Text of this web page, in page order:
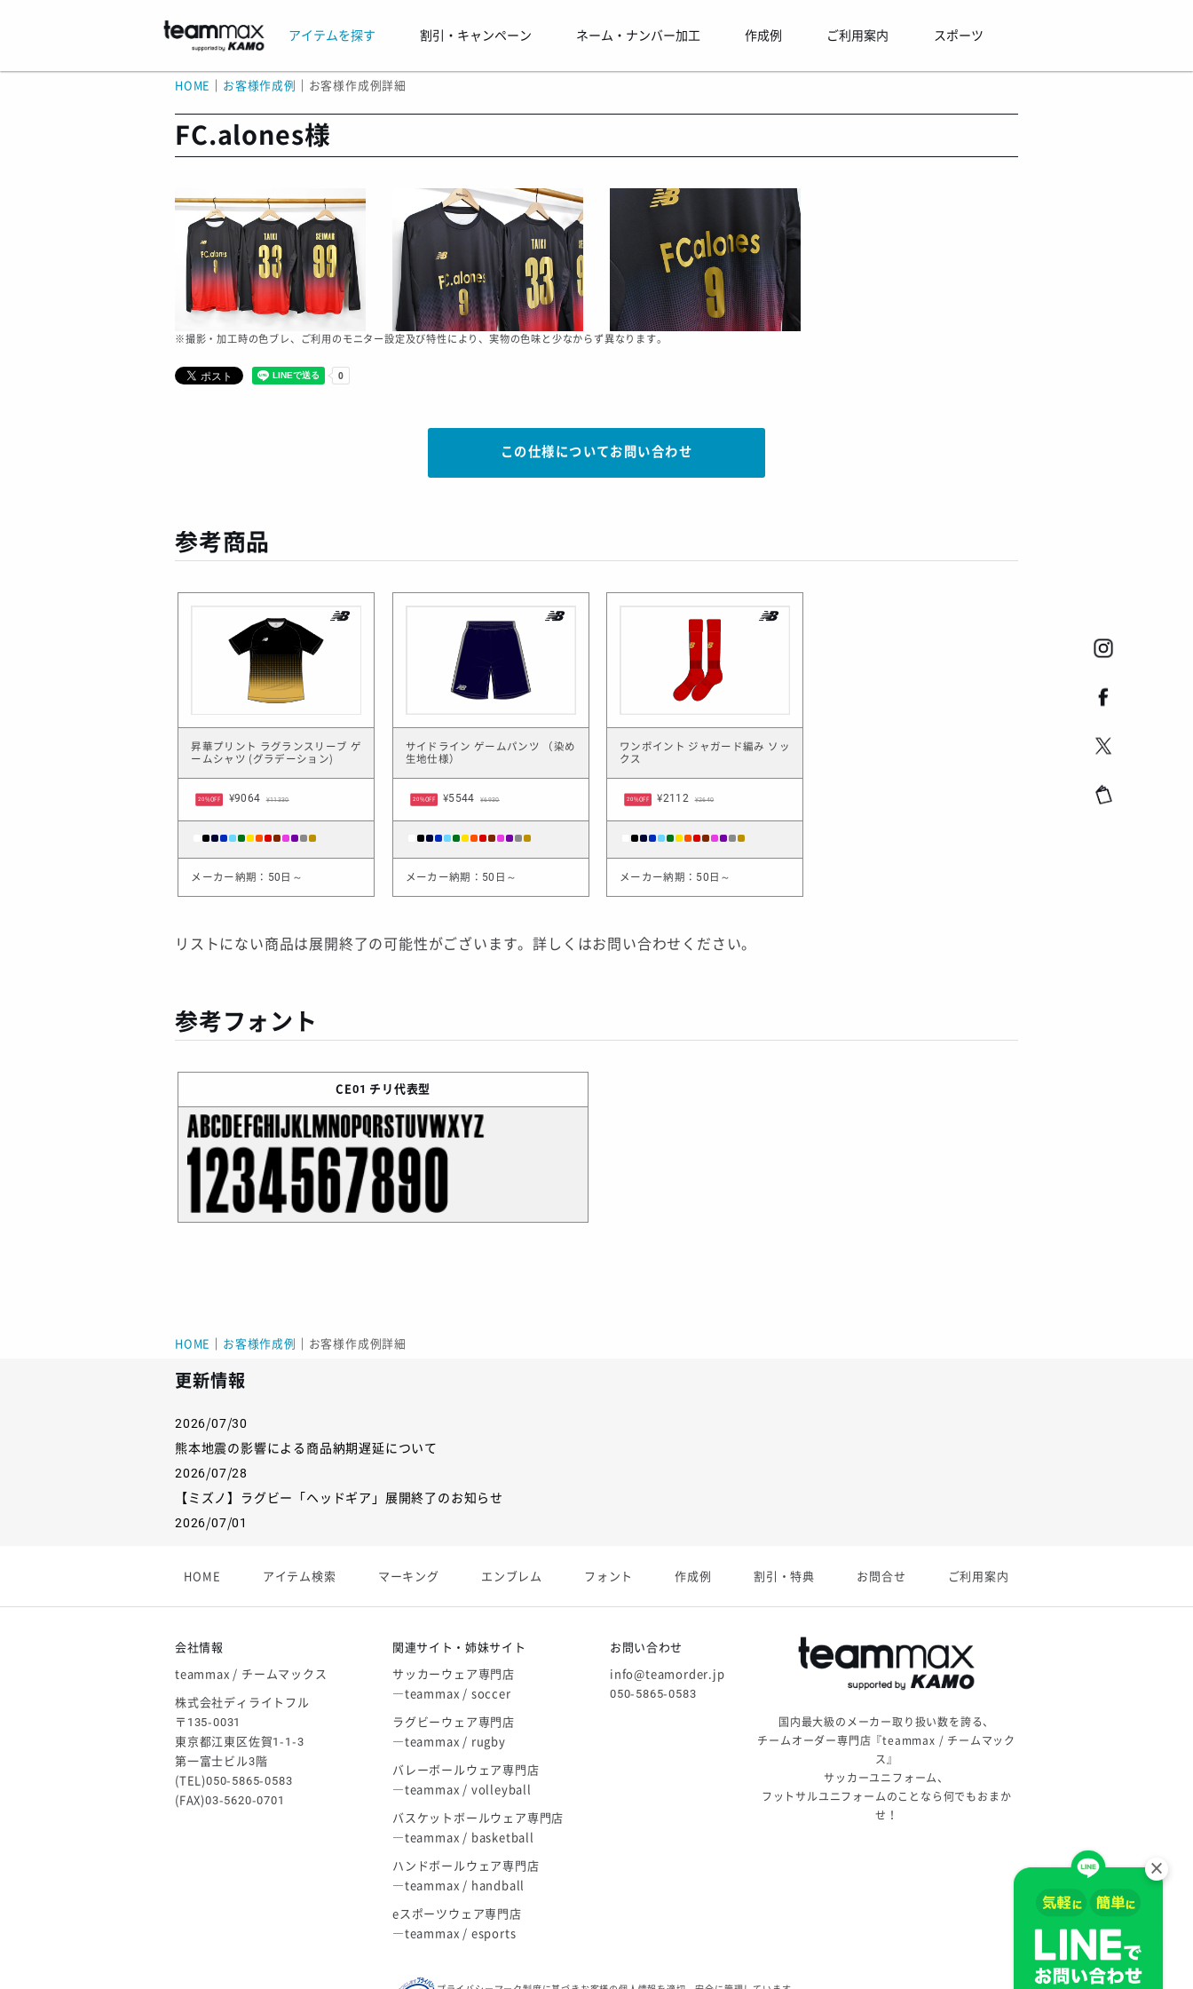
アイテムを探す 割引・キャンペーン ネーム・ナンバー加工 作成例 ご利用案内 スポーツ
HOME お客様作成例 お客様作成例詳細
FC.alones様
※撮影・加工時の色ブレ、ご利用のモニター設定及び特性により、実物の色味と少なからず異なります。
この仕様についてお問い合わせ
参考商品
昇華プリント ラグランスリーブ ゲ
ームシャツ (グラデーション)
20%OFF ¥9064 ¥11330
メーカー納期：50日～
サイドライン ゲームパンツ （染め
生地仕様）
20%OFF ¥5544 ¥6930
メーカー納期：50日～
ワンポイント ジャガード編み ソッ
クス
20%OFF ¥2112 ¥2640
メーカー納期：50日～
リストにない商品は展開終了の可能性がございます。詳しくはお問い合わせください。
参考フォント
CE01 チリ代表型
HOME お客様作成例 お客様作成例詳細
更新情報
2026/07/30
熊本地震の影響による商品納期遅延について
2026/07/28
【ミズノ】ラグビー「ヘッドギア」展開終了のお知らせ
2026/07/01
2026/06/09
ゴールデンウィーク休業のお知らせ
HOME アイテム検索 マーキング エンブレム フォント 作成例 割引・特典 お問合せ ご利用案内
会社情報
teammax / チームマックス
株式会社ディライトフル
〒135-0031
東京都江東区佐賀1-1-3
第一富士ビル3階
(TEL)050-5865-0583
(FAX)03-5620-0701
関連サイト・姉妹サイト
サッカーウェア専門店
―teammax / soccer
ラグビーウェア専門店
―teammax / rugby
バレーボールウェア専門店
―teammax / volleyball
バスケットボールウェア専門店
―teammax / basketball
ハンドボールウェア専門店
―teammax / handball
eスポーツウェア専門店
―teammax / esports
お問い合わせ
info@teamorder.jp
050-5865-0583
国内最大級のメーカー取り扱い数を誇る、
チームオーダー専門店『teammax / チームマック
ス』
サッカーユニフォーム、
フットサルユニフォームのことなら何でもおまか
せ！
×